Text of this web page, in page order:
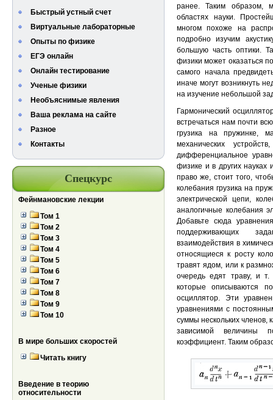
Быстрый устный счет
Виртуальные лабораторные
Опыты по физике
ЕГЭ онлайн
Онлайн тестирование
Ученые физики
Необъяснимые явления
Ваша реклама на сайте
Разное
Контакты
Спецкурс
Фейнмановские лекции
Том 1
Том 2
Том 3
Том 4
Том 5
Том 6
Том 7
Том 8
Том 9
Том 10
В мире больших скоростей
Читать книгу
Введение в теорию
относительности
ранее. Таким образом,
областях науки.
многом похоже на
подробно изучим
большую часть оптики.
физики может оказаться
самого начала
иначе могут возникнуть
на изучение небольшой
Гармонический
встречаться нам почти
грузика на пружинке,
механических
дифференциальное
физике и в других науках
право же, стоит того,
колебания грузика на
электрической цепи,
аналогичные колебания
Добавьте сюда
поддерживающих
взаимодействия в
относящиеся к росту
травят ядом, или к
очередь едят траву, и
которые описываются
осциллятор. Эти
уравнениями с
суммы нескольких членов,
зависимой величины
коэффициент. Таким